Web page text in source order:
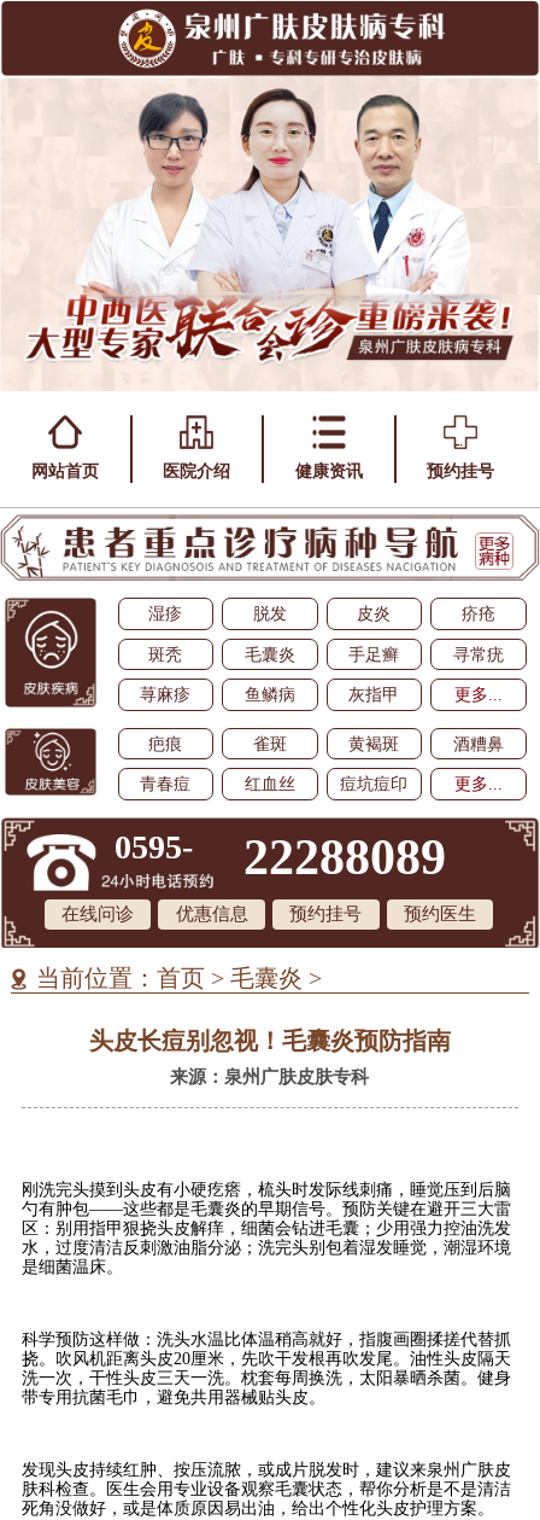
网站首页 医院介绍 健康资讯 预约挂号
湿疹 脱发 皮炎 疥疮
斑秃 毛囊炎 手足癣 寻常疣
荨麻疹 鱼鳞病 灰指甲 更多...
疤痕 雀斑 黄褐斑 酒糟鼻
青春痘 红血丝 痘坑痘印 更多...
0595- 22288089
在线问诊 优惠信息 预约挂号 预约医生
当前位置： 首页 > 毛囊炎 >
头皮长痘别忽视！毛囊炎预防指南
来源：泉州广肤皮肤专科
刚洗完头摸到头皮有小硬疙瘩，梳头时发际线刺痛，睡觉压到后脑
勺有肿包——这些都是毛囊炎的早期信号。预防关键在避开三大雷
区：别用指甲狠挠头皮解痒，细菌会钻进毛囊；少用强力控油洗发
水，过度清洁反刺激油脂分泌；洗完头别包着湿发睡觉，潮湿环境
是细菌温床。
科学预防这样做：洗头水温比体温稍高就好，指腹画圈揉搓代替抓
挠。吹风机距离头皮20厘米，先吹干发根再吹发尾。油性头皮隔天
洗一次，干性头皮三天一洗。枕套每周换洗，太阳暴晒杀菌。健身
带专用抗菌毛巾，避免共用器械贴头皮。
发现头皮持续红肿、按压流脓，或成片脱发时，建议来泉州广肤皮
肤科检查。医生会用专业设备观察毛囊状态，帮你分析是不是清洁
死角没做好，或是体质原因易出油，给出个性化头皮护理方案。